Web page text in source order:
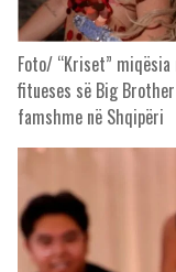
Foto/ “Kriset”
fitueses së Big
famshme në Shqipëri